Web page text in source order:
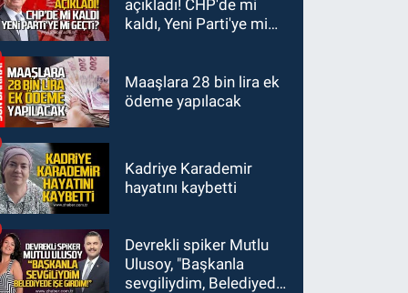
açıkladı! CHP'de mi
kaldı, Yeni Parti'ye mi
Maaşlara 28 bin lira ek
ödeme yapılacak
Kadriye Karademir
hayatını kaybetti
Devrekli spiker Mutlu
Ulusoy, "Başkanla
sevgiliydim, Belediyede